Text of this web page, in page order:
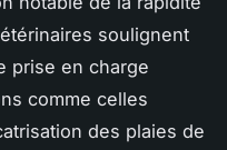
soulignent
prise en charge
comme celles
des plaies de